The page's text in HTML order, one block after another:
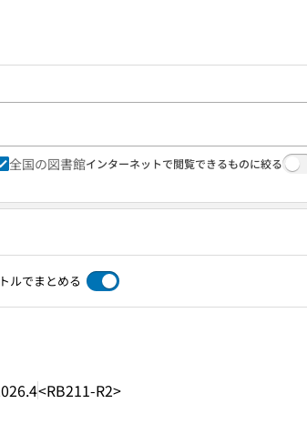
全国の図書館インターネットで閲覧できるものに絞る
ルでまとめる
<RB211-R2>